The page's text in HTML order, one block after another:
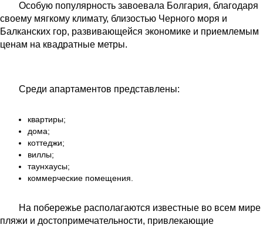
Особую популярность завоевала Болгария, благодаря
своему мягкому климату, близостью Черного моря и
Балканских гор, развивающейся экономике и приемлемым
ценам на квадратные метры.
Среди апартаментов представлены:
квартиры;
дома;
коттеджи;
виллы;
таунхаусы;
коммерческие помещения.
На побережье располагаются известные во всем мире
пляжи и достопримечательности, привлекающие